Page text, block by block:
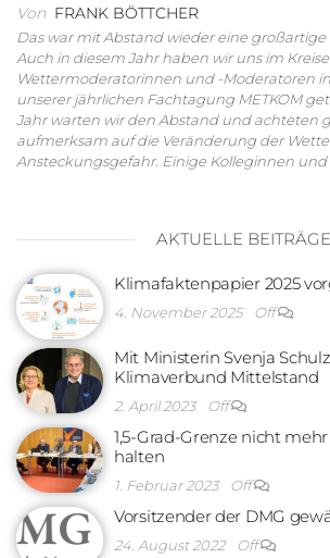
Von FRANK BÖTTCHER
Das war mit Abstand wieder eine großartige
Auch in diesem Jahr haben wir uns im
Wettermoderatorinnen und -Moderatoren
unserer jährlichen Fachtagung METKOM
Jahr warten wir den Abstand und achteten
aufmerksam auf die Veränderung der
Ansteckungsgefahr. Einige Kolleginnen und
AKTUELLE BEITRÄGE
Klimafaktenpapier 2025
4. November 2025 Off
Mit Ministerin Svenja
Klimaverbund Mittelstand
2. April 2023 Off
1,5-Grad-Grenze nicht
halten
1. Februar 2023 Off
Vorsitzender der DMG
24. August 2022 Off